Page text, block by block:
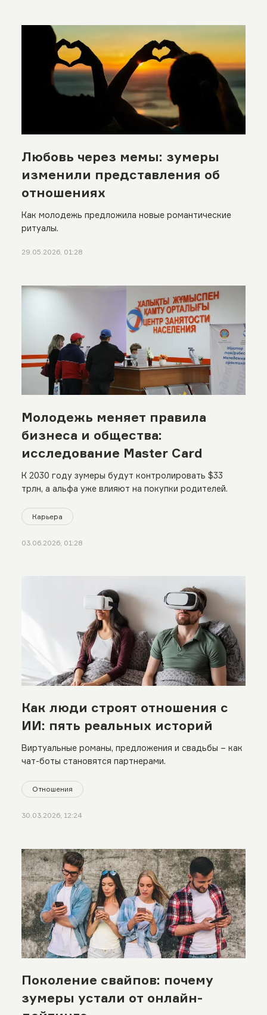
Любовь через мемы: зумеры
изменили представления об
отношениях
Как молодежь предложила новые романтические
ритуалы.
29.05.2026, 01:28
Молодежь меняет правила
бизнеса и общества:
исследование Master Card
К 2030 году зумеры будут контролировать $33
трлн, а альфа уже влияют на покупки родителей.
Карьера
03.06.2026, 01:28
Как люди строят отношения с
ИИ: пять реальных историй
Виртуальные романы, предложения и свадьбы – как
чат-боты становятся партнерами.
Отношения
30.03.2026, 12:24
Поколение свайпов: почему
зумеры устали от онлайн-